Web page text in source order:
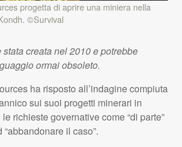
progetta di aprire una miniera nella
©Survival
creata nel 2010 e potrebbe
ormai obsoleto.
ha risposto all’indagine compiuta
sui suoi progetti minerari in
richieste governative come “di parte”
il caso”.